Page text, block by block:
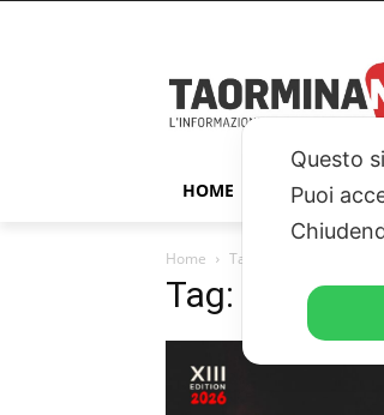
HOME TAORMINA
Home Tags
Tag: festival
Questo
Puoi